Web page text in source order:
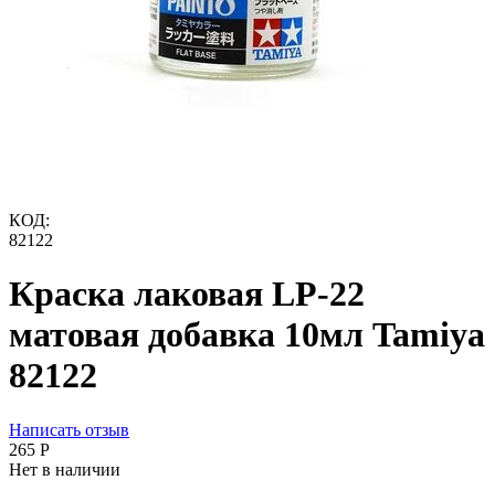
КОД:
82122
Краска лаковая LP-22
матовая добавка 10мл Tamiya
82122
Написать отзыв
‍265‍ Р
Нет в наличии